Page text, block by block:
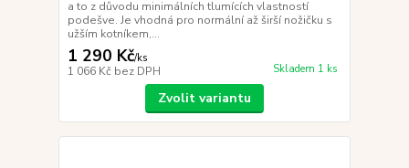
a to z důvodu minimálních tlumících vlastností
podešve. Je vhodná pro normální až širší nožičku s
užším kotníkem,...
1 290 Kč/ks
1 066 Kč bez DPH Skladem 1 ks
Zvolit variantu